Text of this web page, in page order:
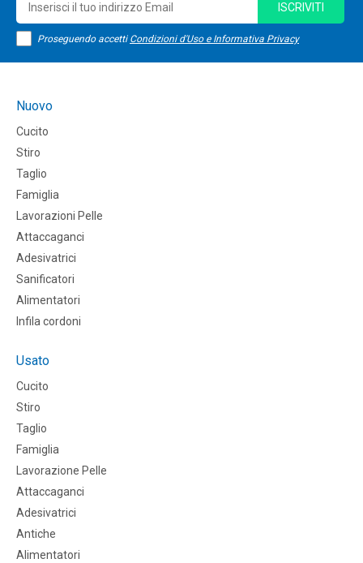
Proseguendo accetti Condizioni d'Uso e Informativa Privacy
ISCRIVITI
Nuovo
Cucito
Stiro
Taglio
Famiglia
Lavorazioni Pelle
Attaccaganci
Adesivatrici
Sanificatori
Alimentatori
Infila cordoni
Usato
Cucito
Stiro
Taglio
Famiglia
Lavorazione Pelle
Attaccaganci
Adesivatrici
Antiche
Alimentatori